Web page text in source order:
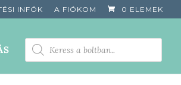
INFÓK A FIÓKOM 0 ELEMEK
PRODUCTS
SEARCH